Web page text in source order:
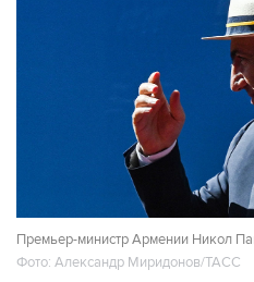
Премьер-министр Армении Никол
Фото: Александр Миридонов/ТАСС
Москва. 7 августа.